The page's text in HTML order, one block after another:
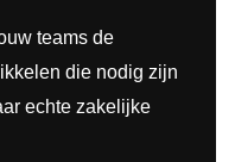
teams de
die nodig zijn
echte zakelijke